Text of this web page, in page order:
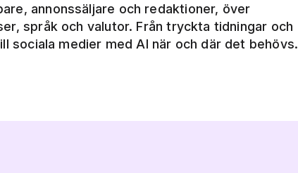
annonssäljare och redaktioner, över
språk och valutor. Från tryckta tidningar och
sociala medier med AI när och där det behövs.